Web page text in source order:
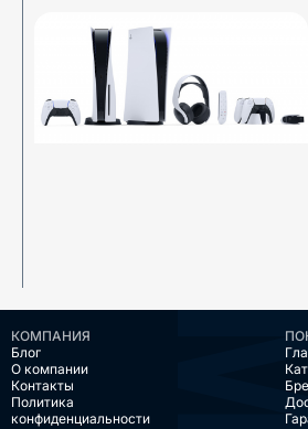
ноябре 2020 года. Относится к
девятому поколению игровых
консолей и все еще явл
КОМПАНИЯ
Блог
О компании
Контакты
Политика
конфиденциальности